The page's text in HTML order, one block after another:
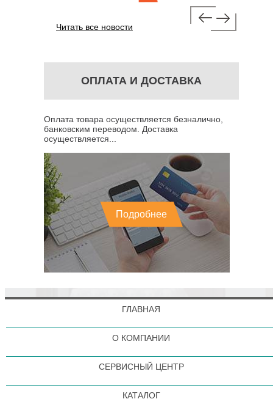
Читать все новости
ОПЛАТА И ДОСТАВКА
Оплата товара осуществляется безналично,
банковским переводом. Доставка
осуществляется...
Подробнее
ГЛАВНАЯ
О КОМПАНИИ
СЕРВИСНЫЙ ЦЕНТР
КАТАЛОГ